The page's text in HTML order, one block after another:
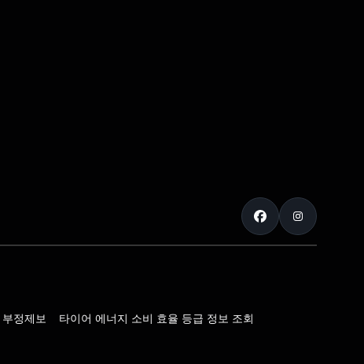
부정제보
타이어 에너지 소비 효율 등급 정보 조회